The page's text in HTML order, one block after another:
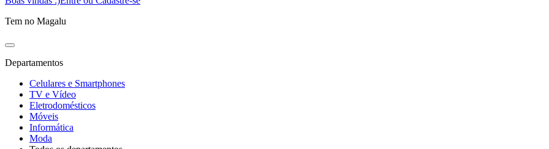
Tem no Magalu
Departamentos
Celulares e Smartphones
TV e Vídeo
Eletrodomésticos
Móveis
Informática
Moda